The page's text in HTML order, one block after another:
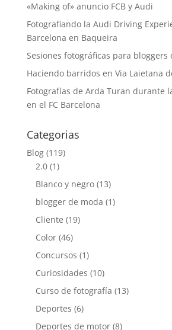
«Making of» anuncio FCB y Audi
Fotografiando la Audi Driving
Barcelona en Baqueira
Sesiones fotográficas para bloggers
Haciendo barridos en Via Laietana
Fotografías de Arda Turan durante
en el FC Barcelona
Categorias
Blog(119)
2.0(1)
Blanco y negro(13)
blogger de moda (1)
Cliente (19)
Color(46)
Concursos (1)
Curiosidades (10)
Curso de fotografía (13)
Deportes (6)
Deportes de motor(8)